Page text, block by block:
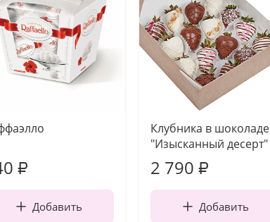
₽
Добавить
Клубника в шоколаде
"Изысканный десерт"
2 790 ₽
Добавить